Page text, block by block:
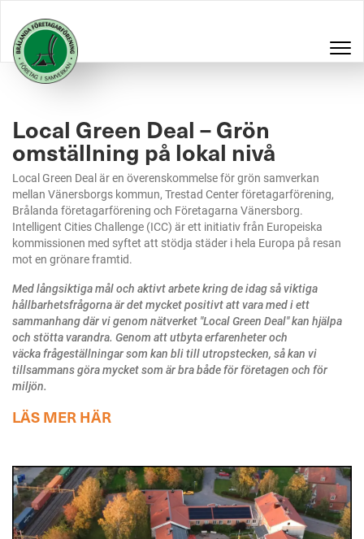
Local Green Deal – Grön
omställning på lokal nivå
Local Green Deal är en överenskommelse för grön samverkan
mellan Vänersborgs kommun, Trestad Center företagarförening,
Brålanda företagarförening och Företagarna Vänersborg.
Intelligent Cities Challenge (ICC) är ett initiativ från Europeiska
kommissionen med syftet att stödja städer i hela Europa på resan
mot en grönare framtid.
Med långsiktiga mål och aktivt arbete kring de idag så viktiga
hållbarhetsfrågorna är det mycket positivt att vara med i ett
sammanhang där vi genom nätverket "Local Green Deal" kan hjälpa
och stötta varandra. Genom att utbyta erfarenheter och
väcka frågeställningar som kan bli till utropstecken, så kan vi
tillsammans göra mycket som är bra både för företagen och för
miljön.
LÄS MER HÄR